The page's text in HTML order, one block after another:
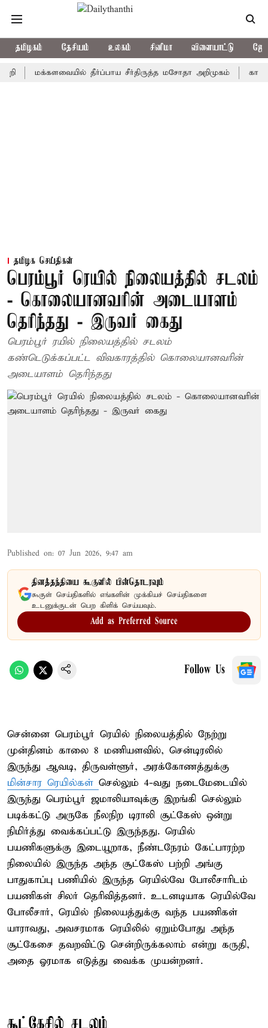
தமிழகம் தேசியம் உலகம் சினிமா விளையாட்டு
மக்களவையில் தீர்ப்பாய சீர்திருத்த மசோதா அறிமுகம் காவிரி நீர்
தமிழக செய்திகள்
பெரம்பூர் ரெயில் நிலையத்தில் சடலம்
- கொலையானவரின் அடையாளம்
தெரிந்தது - இருவர் கைது
பெரம்பூர் ரயில் நிலையத்தில் சடலம்
கண்டெடுக்கப்பட்ட விவகாரத்தில் கொலையானவரின்
அடையாளம் தெரிந்தது
Published on: 07 Jun 2026, 9:47 am
தினத்தந்தியை கூகுளில் பின்தொடரவும்
கூகுள் செய்திகளில் எங்களின் முக்கியச் செய்திகளை
உடனுக்குடன் பெற கிளிக் செய்யவும்.
Add as Preferred Source
Follow Us
சென்னை பெரம்பூர் ரெயில் நிலையத்தில் நேற்று
முன்தினம் காலை 8 மணியளவில், சென்டிரலில்
இருந்து ஆவடி, திருவள்ளூர், அரக்கோணத்துக்கு
மின்சார ரெயில்கள் செல்லும் 4-வது நடைமேடையில்
இருந்து பெரம்பூர் ஜமாலியாவுக்கு இறங்கி செல்லும்
படிக்கட்டு அருகே நீலநிற டிராலி சூட்கேஸ் ஒன்று
நிமிர்த்து வைக்கப்பட்டு இருந்தது. ரெயில்
பயணிகளுக்கு இடையூறாக, நீண்டநேரம் கேட்பாரற்ற
நிலையில் இருந்த அந்த சூட்கேஸ் பற்றி அங்கு
பாதுகாப்பு பணியில் இருந்த ரெயில்வே போலீசாரிடம்
பயணிகள் சிலர் தெரிவித்தனர். உடனடியாக ரெயில்வே
போலீசார், ரெயில் நிலையத்துக்கு வந்த பயணிகள்
யாராவது, அவசரமாக ரெயிலில் ஏறும்போது அந்த
சூட்கேசை தவறவிட்டு சென்றிருக்கலாம் என்று கருதி,
அதை ஓரமாக எடுத்து வைக்க முயன்றனர்.
சூட்கேசில் சடலம்